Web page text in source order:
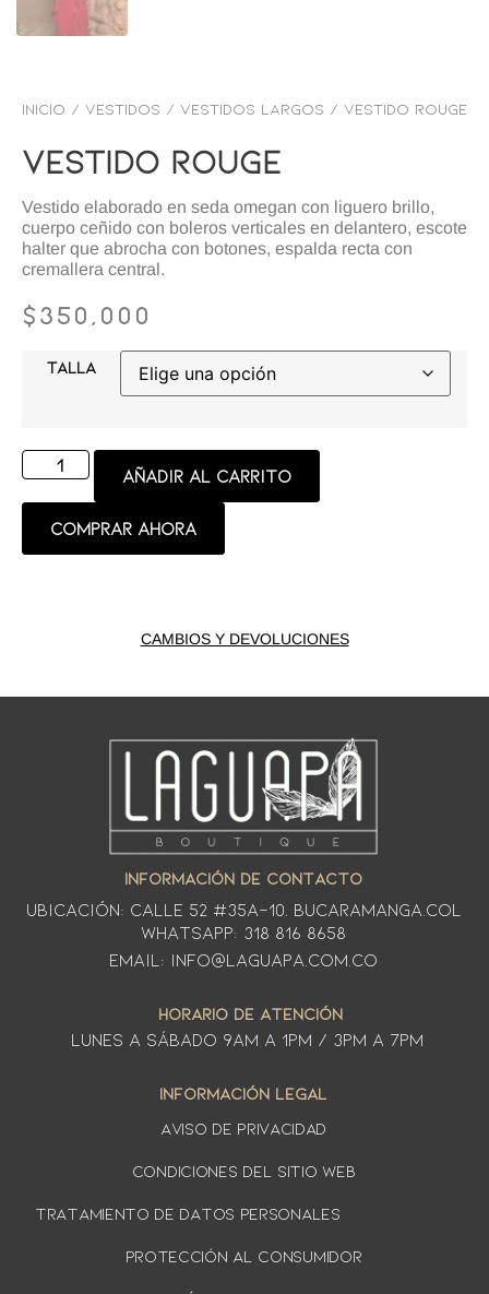
Inicio / VESTIDOS / Vestidos Largos / Vestido rouge
Vestido Rouge
Vestido elaborado en seda omegan con liguero brillo,
cuerpo ceñido con boleros verticales en delantero, escote
halter que abrocha con botones, espalda recta con
cremallera central.
$350,000
TALLA
Añadir al carrito
Comprar ahora
CAMBIOS Y DEVOLUCIONES
INFORMACIÓN DE CONTACTO
Ubicación: CALLE 52 #35A-10. Bucaramanga.Col
WhatsApp: 318 816 8658
Email: info@laguapa.com.co
HORARIO DE ATENCIÓN
LUNES A SÁbado 9am a 1pm / 3pm a 7pm
INFORMACIÓN LEGAL
AVISO DE PRIVACIDAD
Condiciones del sitio web
TRATAMIENTO DE DATOS PERSONALES
PROTECCIÓN AL CONSUMIDOR